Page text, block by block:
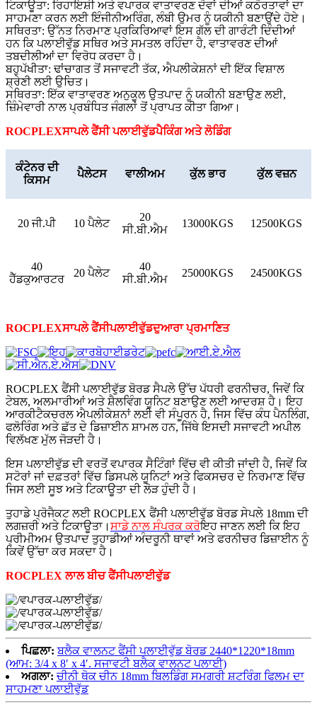
ਟਿਕਾਊਤਾ: ਰਿਹਾਇਸ਼ੀ ਅਤੇ ਵਪਾਰਕ ਵਾਤਾਵਰਣ ਦੋਵਾਂ ਦੀਆਂ ਕਠੋਰਤਾਵਾਂ ਦਾ
ਸਾਹਮਣਾ ਕਰਨ ਲਈ ਇੰਜੀਨੀਅਰਿੰਗ, ਲੰਬੀ ਉਮਰ ਨੂੰ ਯਕੀਨੀ ਬਣਾਉਂਦੇ ਹੋਏ।
ਸਥਿਰਤਾ: ਉੱਨਤ ਨਿਰਮਾਣ ਪ੍ਰਕਿਰਿਆਵਾਂ ਇਸ ਗੱਲ ਦੀ ਗਾਰੰਟੀ ਦਿੰਦੀਆਂ
ਹਨ ਕਿ ਪਲਾਈਵੁੱਡ ਸਥਿਰ ਅਤੇ ਸਮਤਲ ਰਹਿੰਦਾ ਹੈ, ਵਾਤਾਵਰਣ ਦੀਆਂ
ਤਬਦੀਲੀਆਂ ਦਾ ਵਿਰੋਧ ਕਰਦਾ ਹੈ।
ਬਹੁਪੱਖੀਤਾ: ਢਾਂਚਾਗਤ ਤੋਂ ਸਜਾਵਟੀ ਤੱਕ, ਐਪਲੀਕੇਸ਼ਨਾਂ ਦੀ ਇੱਕ ਵਿਸ਼ਾਲ
ਸ਼੍ਰੇਣੀ ਲਈ ਉਚਿਤ।
ਸਥਿਰਤਾ: ਇੱਕ ਵਾਤਾਵਰਣ ਅਨੁਕੂਲ ਉਤਪਾਦ ਨੂੰ ਯਕੀਨੀ ਬਣਾਉਣ ਲਈ,
ਜ਼ਿੰਮੇਵਾਰੀ ਨਾਲ ਪ੍ਰਬੰਧਿਤ ਜੰਗਲਾਂ ਤੋਂ ਪ੍ਰਾਪਤ ਕੀਤਾ ਗਿਆ।
ROCPLEXਸਾਪਲੇ ਫੈਂਸੀ ਪਲਾਈਵੁੱਡਪੈਕਿੰਗ ਅਤੇ ਲੋਡਿੰਗ
ਕੰਟੇਨਰ ਦੀ
ਕਿਸਮ
ਪੈਲੇਟਸ ਵਾਲੀਅਮ ਕੁੱਲ ਭਾਰ ਕੁੱਲ ਵਜ਼ਨ
20 ਜੀ.ਪੀ 10 ਪੈਲੇਟ
20
ਸੀ.ਬੀ.ਐਮ
13000KGS 12500KGS
40
ਹੈੱਡਕੁਆਰਟਰ
20 ਪੈਲੇਟ
40
ਸੀ.ਬੀ.ਐਮ
25000KGS 24500KGS
ROCPLEXਸਾਪਲੇ ਫੈਂਸੀਪਲਾਈਵੁੱਡਦੁਆਰਾ ਪ੍ਰਮਾਣਿਤ
ROCPLEX ਫੈਂਸੀ ਪਲਾਈਵੁੱਡ ਬੋਰਡ ਸੈਪਲੇ ਉੱਚ ਪੱਧਰੀ ਫਰਨੀਚਰ, ਜਿਵੇਂ ਕਿ
ਟੇਬਲ, ਅਲਮਾਰੀਆਂ ਅਤੇ ਸ਼ੈਲਵਿੰਗ ਯੂਨਿਟ ਬਣਾਉਣ ਲਈ ਆਦਰਸ਼ ਹੈ। ਇਹ
ਆਰਕੀਟੈਕਚਰਲ ਐਪਲੀਕੇਸ਼ਨਾਂ ਲਈ ਵੀ ਸੰਪੂਰਨ ਹੈ, ਜਿਸ ਵਿੱਚ ਕੰਧ ਪੈਨਲਿੰਗ,
ਫਲੋਰਿੰਗ ਅਤੇ ਛੱਤ ਦੇ ਡਿਜ਼ਾਈਨ ਸ਼ਾਮਲ ਹਨ, ਜਿੱਥੇ ਇਸਦੀ ਸਜਾਵਟੀ ਅਪੀਲ
ਵਿਲੱਖਣ ਮੁੱਲ ਜੋੜਦੀ ਹੈ।
ਇਸ ਪਲਾਈਵੁੱਡ ਦੀ ਵਰਤੋਂ ਵਪਾਰਕ ਸੈਟਿੰਗਾਂ ਵਿੱਚ ਵੀ ਕੀਤੀ ਜਾਂਦੀ ਹੈ, ਜਿਵੇਂ ਕਿ
ਸਟੋਰਾਂ ਜਾਂ ਦਫ਼ਤਰਾਂ ਵਿੱਚ ਡਿਸਪਲੇ ਯੂਨਿਟਾਂ ਅਤੇ ਫਿਕਸਚਰ ਦੇ ਨਿਰਮਾਣ ਵਿੱਚ
ਜਿਸ ਲਈ ਸੂਝ ਅਤੇ ਟਿਕਾਊਤਾ ਦੀ ਲੋੜ ਹੁੰਦੀ ਹੈ।
ਤੁਹਾਡੇ ਪ੍ਰੋਜੈਕਟ ਲਈ ROCPLEX ਫੈਂਸੀ ਪਲਾਈਵੁੱਡ ਬੋਰਡ ਸੇਪਲੇ 18mm ਦੀ
ਲਗਜ਼ਰੀ ਅਤੇ ਟਿਕਾਊਤਾ। ਸਾਡੇ ਨਾਲ ਸੰਪਰਕ ਕਰੋਇਹ ਜਾਣਨ ਲਈ ਕਿ ਇਹ
ਪ੍ਰੀਮੀਅਮ ਉਤਪਾਦ ਤੁਹਾਡੀਆਂ ਅੰਦਰੂਨੀ ਥਾਵਾਂ ਅਤੇ ਫਰਨੀਚਰ ਡਿਜ਼ਾਈਨ ਨੂੰ
ਕਿਵੇਂ ਉੱਚਾ ਕਰ ਸਕਦਾ ਹੈ।
ROCPLEX ਲਾਲ ਬੀਚ ਫੈਂਸੀਪਲਾਈਵੁੱਡ
ਪਿਛਲਾ: ਬਲੈਕ ਵਾਲਨਟ ਫੈਂਸੀ ਪਲਾਈਵੁੱਡ ਬੋਰਡ 2440*1220*18mm
(ਆਮ: 3/4 x 8′ x 4′. ਸਜਾਵਟੀ ਬਲੈਕ ਵਾਲਨਟ ਪਲਾਈ)
ਅਗਲਾ: ਚੀਨੀ ਥੋਕ ਚੀਨ 18mm ਬਿਲਡਿੰਗ ਸਮਗਰੀ ਸ਼ਟਰਿੰਗ ਫਿਲਮ ਦਾ
ਸਾਹਮਣਾ ਪਲਾਈਵੁੱਡ